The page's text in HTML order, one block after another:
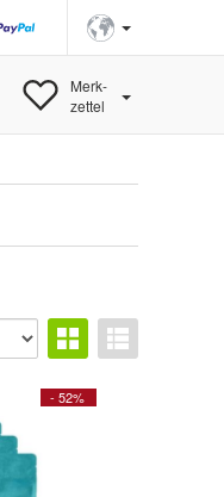
Merk-
zettel
- 52%